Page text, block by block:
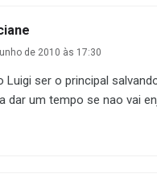
de 2010 às 17:30
Luigi ser o principal
dar um tempo se nao vai